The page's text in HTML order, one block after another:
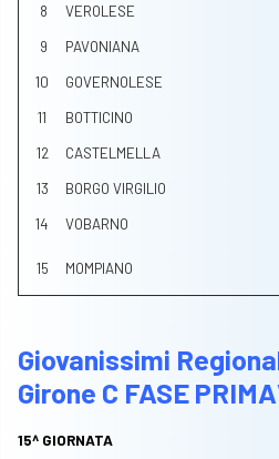
8
VEROLESE
9
PAVONIANA
10
GOVERNOLESE
11
BOTTICINO
12
CASTELMELLA
13
BORGO VIRGILIO
14
VOBARNO
15 MOMPIANO
Giovanissimi
Girone C FASE
15^ GIORNATA